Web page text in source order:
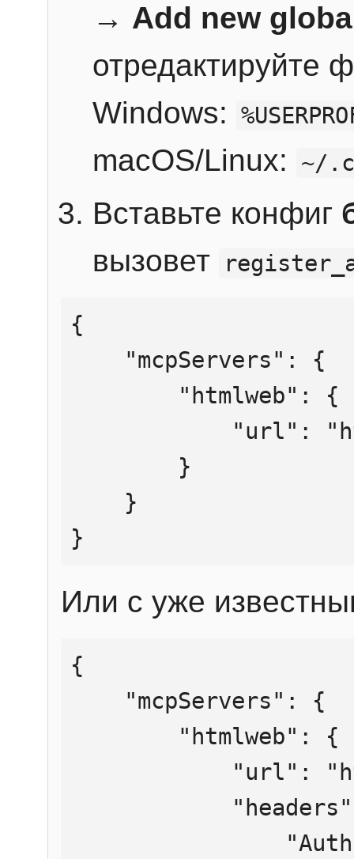
→ Add new
отредактируйте
Windows:
macOS/Linux: ~/
Вставьте конфиг
вызовет
{
}
Или с уже
{